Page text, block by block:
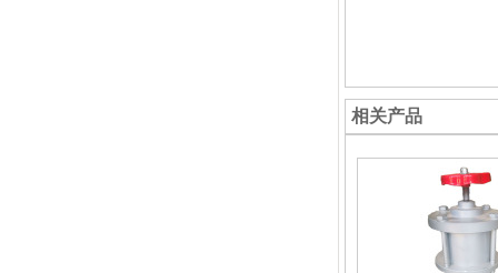
相关产品